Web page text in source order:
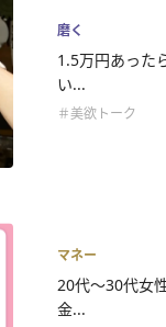
磨く
1.5万円あった
い...
＃美欲トーク
マネー
20代〜30代女
金...